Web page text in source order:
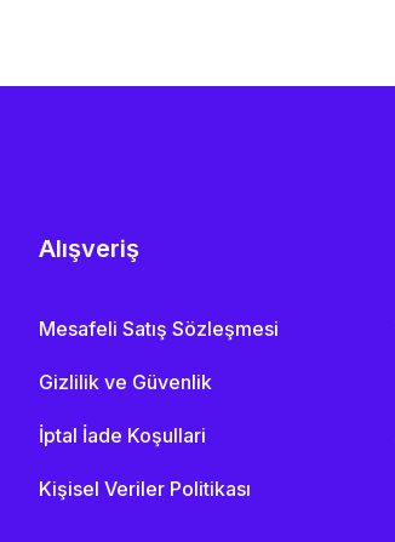
Alışveriş
Mesafeli Satış Sözleşmesi
Gizlilik ve Güvenlik
İptal İade Koşullari
Kişisel Veriler Politikası